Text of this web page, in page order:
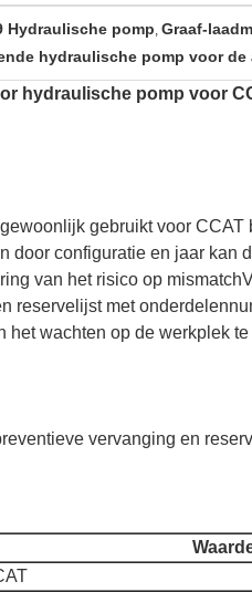
Hydraulische pomp, Graaf-
hydraulische pomp voor de
hydraulische pomp voor
gebruikt voor
door configuratie en jaar kan
van het risico op
reservelijst met
het wachten op de werkplek
vervanging en